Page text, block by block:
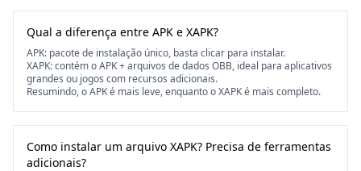
Qual a diferença entre APK e XAPK?
APK: pacote de instalação único, basta clicar para instalar.
XAPK: contém o APK + arquivos de dados OBB, ideal para aplicativos
grandes ou jogos com recursos adicionais.
Resumindo, o APK é mais leve, enquanto o XAPK é mais completo.
Como instalar um arquivo XAPK? Precisa de ferramentas
adicionais?